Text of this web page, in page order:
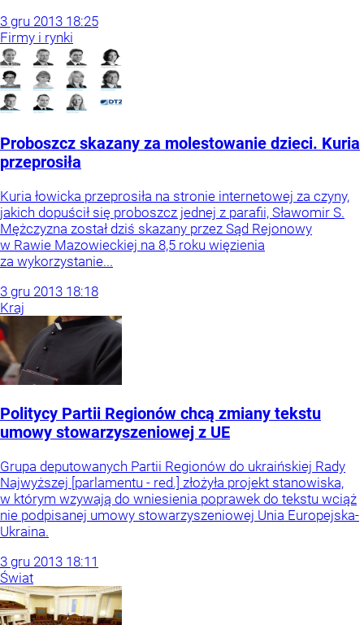
3 gru 2013 18:25
Firmy i rynki
Proboszcz skazany za molestowanie dzieci. Kuria
przeprosiła
Kuria łowicka przeprosiła na stronie internetowej za czyny,
jakich dopuścił się proboszcz jednej z parafii, Sławomir S.
Mężczyzna został dziś skazany przez Sąd Rejonowy
w Rawie Mazowieckiej na 8,5 roku więzienia
za wykorzystanie...
3 gru 2013 18:18
Kraj
Politycy Partii Regionów chcą zmiany tekstu
umowy stowarzyszeniowej z UE
Grupa deputowanych Partii Regionów do ukraińskiej Rady
Najwyższej [parlamentu - red.] złożyła projekt stanowiska,
w którym wzywają do wniesienia poprawek do tekstu wciąż
nie podpisanej umowy stowarzyszeniowej Unia Europejska-
Ukraina.
3 gru 2013 18:11
Świat